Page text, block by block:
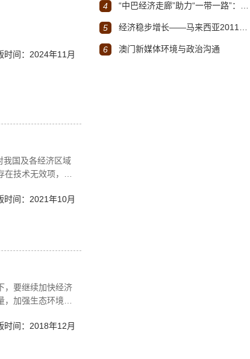
全人类深刻反
时间：2024年11月
我国及各经济区域
技术无效项，全
于我国环境治理投
各经济区域环境
各经济区域环境
北地区；城镇化水
地区和东北地区
时间：2021年10月
，要继续加快经济
加强生态环境综
出适合吉林省环境
时间：2018年12月
4 “中巴经济走廊”助力“一带一路”：机遇与挑战
5 经济稳步增长——马来西亚2011～2012年经济发展回顾与展望
6 澳门新媒体环境与政治沟通